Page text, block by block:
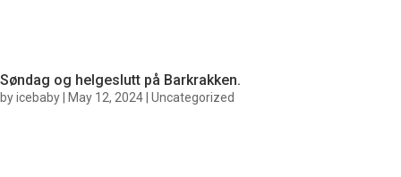
Søndag og helgeslutt på Barkrakken.
byicebaby May 12, 2024 Uncategorized